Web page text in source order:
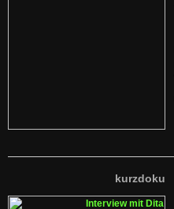
kurzdoku